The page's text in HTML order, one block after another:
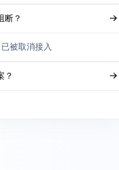
断？
被取消接入
？